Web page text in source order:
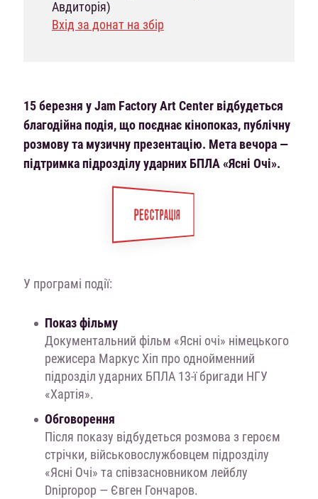
Авдиторія)
Вхід за донат на збір
15 березня у Jam Factory Art Center відбудеться
благодійна подія, що поєднає кінопоказ, публічну
розмову та музичну презентацію. Мета вечора —
підтримка підрозділу ударних БПЛА «Ясні Очі».
РЕЄСТРАЦІЯ
У програмі події:
Показ фільму
Документальний фільм «Ясні очі» німецького
режисера Маркус Хіп про однойменний
підрозділ ударних БПЛА 13-ї бригади НГУ
«Хартія».
Обговорення
Після показу відбудеться розмова з героєм
стрічки, військовослужбовцем підрозділу
«Ясні Очі» та співзасновником лейблу
Dnipropop — Євген Гончаров.